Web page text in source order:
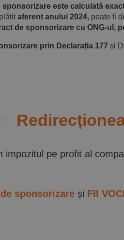
este calculată
aferent anului 2024, poate fi
de sponsorizare cu ONG-ul,
prin Declarația 177 și
impozitul pe profit al
sponsorizare și FII